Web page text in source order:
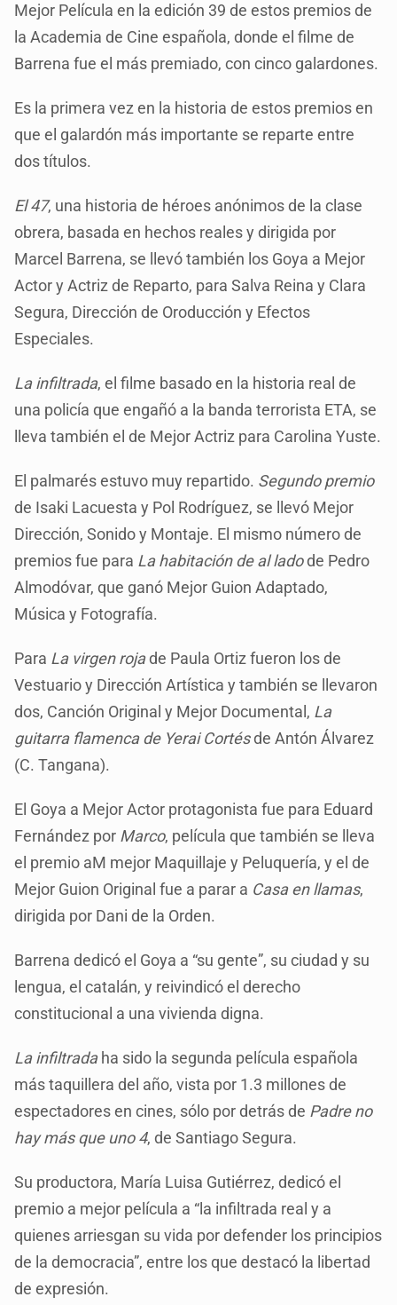
Mejor Película en la edición 39 de estos premios de
la Academia de Cine española, donde el filme de
Barrena fue el más premiado, con cinco galardones.
Es la primera vez en la historia de estos premios en
que el galardón más importante se reparte entre
dos títulos.
El 47, una historia de héroes anónimos de la clase
obrera, basada en hechos reales y dirigida por
Marcel Barrena, se llevó también los Goya a Mejor
Actor y Actriz de Reparto, para Salva Reina y Clara
Segura, Dirección de Oroducción y Efectos
Especiales.
La infiltrada, el filme basado en la historia real de
una policía que engañó a la banda terrorista ETA, se
lleva también el de Mejor Actriz para Carolina Yuste.
El palmarés estuvo muy repartido. Segundo premio
de Isaki Lacuesta y Pol Rodríguez, se llevó Mejor
Dirección, Sonido y Montaje. El mismo número de
premios fue para La habitación de al ladode Pedro
Almodóvar, que ganó Mejor Guion Adaptado,
Música y Fotografía.
Para La virgen rojade Paula Ortiz fueron los de
Vestuario y Dirección Artística y también se llevaron
dos, Canción Original y Mejor Documental, La
guitarra flamenca de Yerai Cortésde Antón Álvarez
(C. Tangana).
El Goya a Mejor Actor protagonista fue para Eduard
Fernández por Marco, película que también se lleva
el premio aM mejor Maquillaje y Peluquería, y el de
Mejor Guion Original fue a parar a Casa en llamas,
dirigida por Dani de la Orden.
Barrena dedicó el Goya a “su gente”, su ciudad y su
lengua, el catalán, y reivindicó el derecho
constitucional a una vivienda digna.
La infiltradaha sido la segunda película española
más taquillera del año, vista por 1.3 millones de
espectadores en cines, sólo por detrás de Padre no
hay más que uno 4, de Santiago Segura.
Su productora, María Luisa Gutiérrez, dedicó el
premio a mejor película a “la infiltrada real y a
quienes arriesgan su vida por defender los principios
de la democracia”, entre los que destacó la libertad
de expresión.